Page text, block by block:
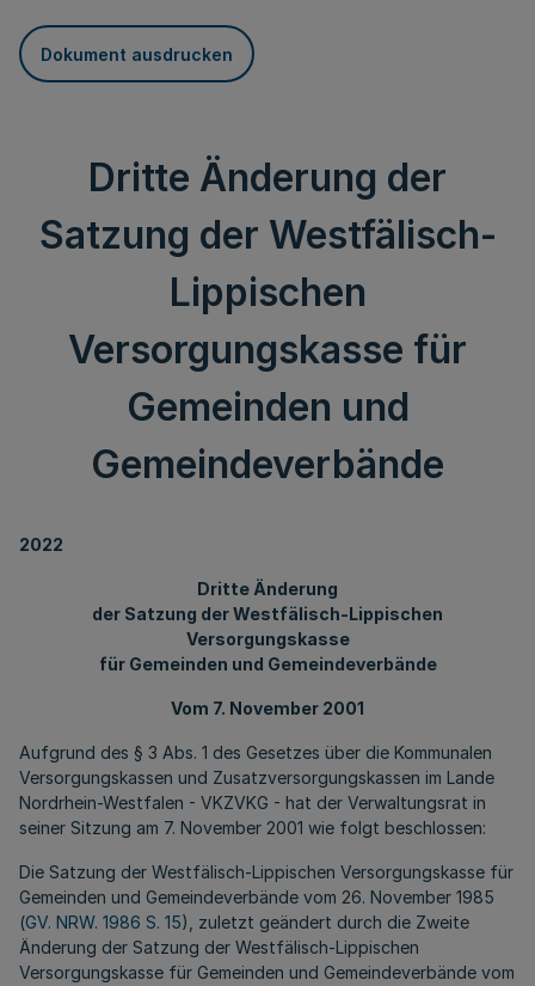
Dokument ausdrucken
Dritte Änderung der
Satzung der Westfälisch-
Lippischen
Versorgungskasse für
Gemeinden und
Gemeindeverbände
2022
Dritte Änderung
der Satzung der Westfälisch-Lippischen
Versorgungskasse
für Gemeinden und Gemeindeverbände
Vom 7. November 2001
Aufgrund des § 3 Abs. 1 des Gesetzes über die Kommunalen
Versorgungskassen und Zusatzversorgungskassen im Lande
Nordrhein-Westfalen - VKZVKG - hat der Verwaltungsrat in
seiner Sitzung am 7. November 2001 wie folgt beschlossen:
Die Satzung der Westfälisch-Lippischen Versorgungskasse für
Gemeinden und Gemeindeverbände vom 26. November 1985
(GV. NRW. 1986 S. 15), zuletzt geändert durch die Zweite
Änderung der Satzung der Westfälisch-Lippischen
Versorgungskasse für Gemeinden und Gemeindeverbände vom